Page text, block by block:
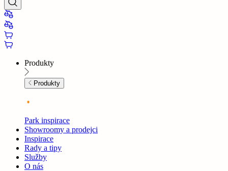
Produkty
Produkty
Park inspirace
Showroomy a prodejci
Inspirace
Rady a tipy
Služby
O nás